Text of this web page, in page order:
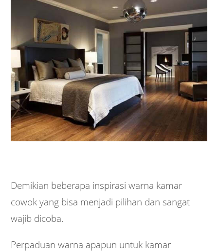
Demikian beberapa inspirasi warna kamar
cowok yang bisa menjadi pilihan dan sangat
wajib dicoba.
Perpaduan warna apapun untuk kamar